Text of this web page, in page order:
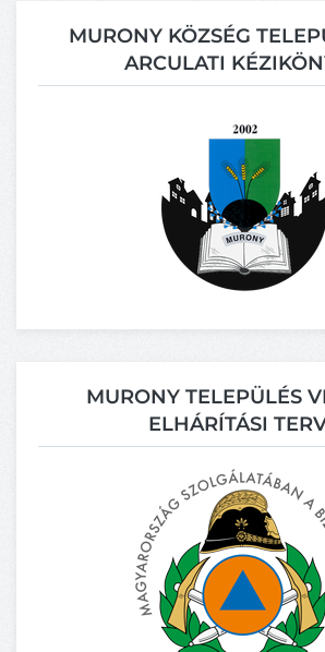
MURONY KÖZSÉG
ARCULATI
MURONY TELEPÜLÉS
ELHÁRÍTÁSI